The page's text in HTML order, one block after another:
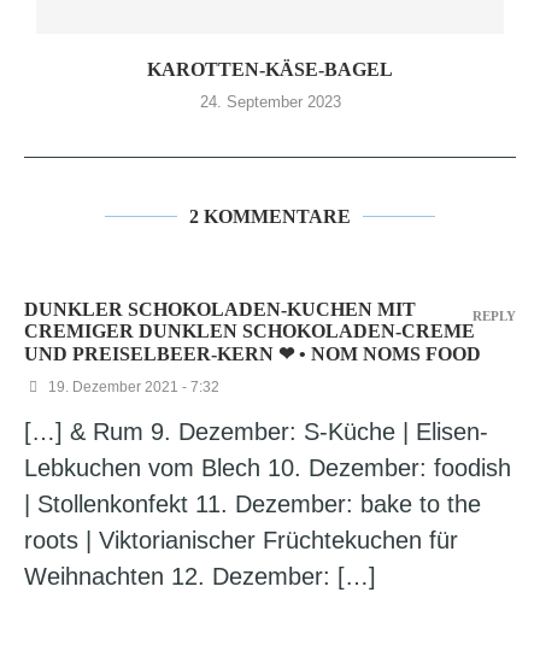
KAROTTEN-KÄSE-BAGEL
24. September 2023
2 KOMMENTARE
DUNKLER SCHOKOLADEN-KUCHEN MIT
CREMIGER DUNKLEN SCHOKOLADEN-CREME
UND PREISELBEER-KERN ❤ • NOM NOMS FOOD
19. Dezember 2021 - 7:32
[…] & Rum 9. Dezember: S-Küche | Elisen-
Lebkuchen vom Blech 10. Dezember: foodish
| Stollenkonfekt 11. Dezember: bake to the
roots | Viktorianischer Früchtekuchen für
Weihnachten 12. Dezember: […]
REPLY